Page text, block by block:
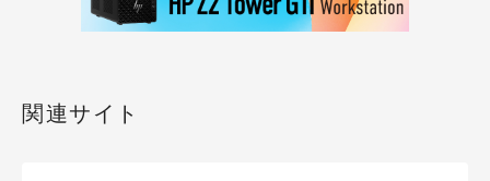
関連サイト